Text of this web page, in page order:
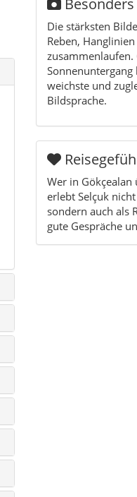
Die stärksten
Reben,
weichste und
Bildsprache.
Wer in
erlebt Selçuk
sondern auch als
gute Gespräche